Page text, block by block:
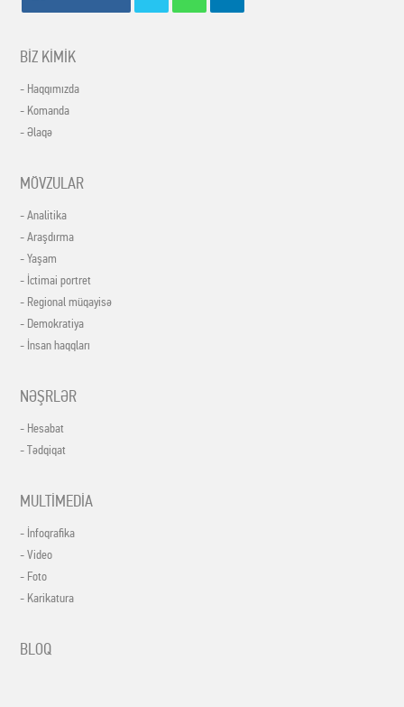
BİZ KİMİK
- Haqqımızda
- Komanda
- Əlaqə
MÖVZULAR
- Analitika
- Araşdırma
- Yaşam
- İctimai portret
- Regional müqayisə
- Demokratiya
- İnsan haqqları
NƏŞRLƏR
- Hesabat
- Tədqiqat
MULTİMEDİA
- İnfoqrafika
- Video
- Foto
- Karikatura
BLOQ